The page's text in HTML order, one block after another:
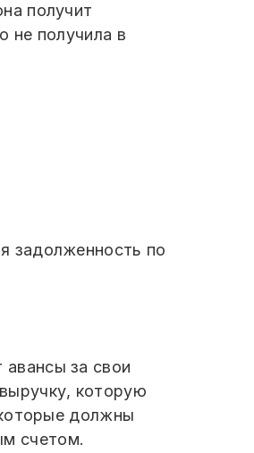
получит
не получила в
задолженность по
за свои
которую
должны
счетом.